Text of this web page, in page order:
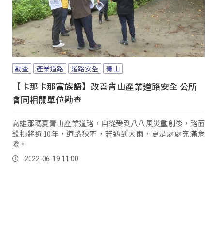
勘查 產業道路 道路安全 青山
【卡那卡那富族語】改善青山產業道路安全 公所
會同相關單位勘查
高雄那瑪夏青山產業道路，自從受到八八風災重創後，路面
毀損將近10年，道路狹窄，若遇到大雨，更是處處充滿危
險。
2022-06-19 11:00